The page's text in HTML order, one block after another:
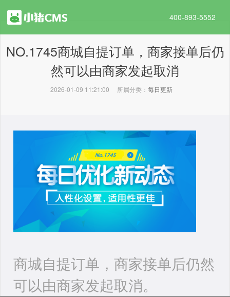
400-893-5552
NO.1745商城自提订单，商家接单后仍
然可以由商家发起取消
2026-01-09 11:21:00 所属分类： 每日更新
商城自提订单，商家接单后仍然
可以由商家发起取消。